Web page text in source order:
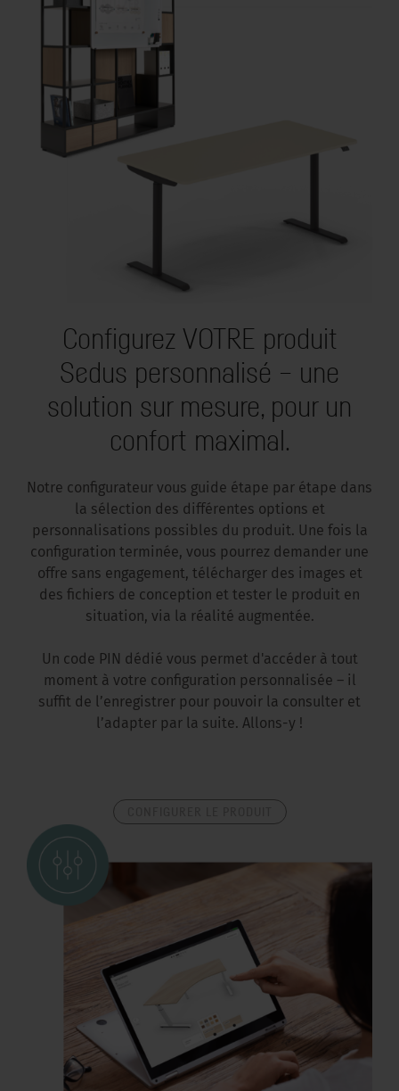
Configurez VOTRE produit
Sedus personnalisé – une
solution sur mesure, pour un
confort maximal.
Notre configurateur vous guide étape par étape dans
la sélection des différentes options et
personnalisations possibles du produit. Une fois la
configuration terminée, vous pourrez demander une
offre sans engagement, télécharger des images et
des fichiers de conception et tester le produit en
situation, via la réalité augmentée.
Un code PIN dédié vous permet d'accéder à tout
moment à votre configuration personnalisée – il
suffit de l’enregistrer pour pouvoir la consulter et
l’adapter par la suite. Allons-y !